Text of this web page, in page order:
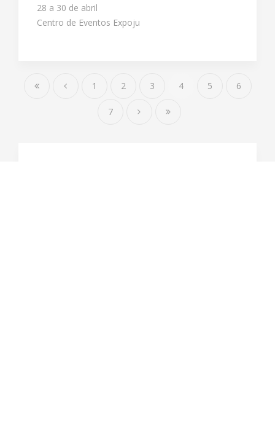
28 a 30 de abril
Centro de Eventos Expoju
1 2 3 4 5 6
7